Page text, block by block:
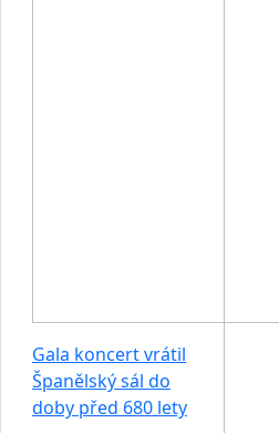
Gala koncert vrátil
Španělský sál do
doby před 680 lety